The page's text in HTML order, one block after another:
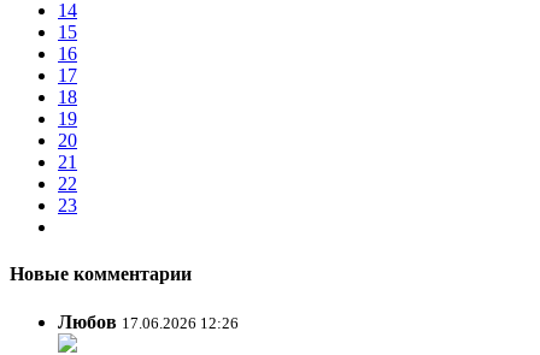
14
15
16
17
18
19
20
21
22
23
Новые комментарии
Любов 17.06.2026 12:26